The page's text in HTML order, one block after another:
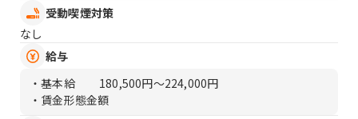
受動喫煙対策
なし
給与
・基本給
180,500円〜224,000円
・賃金形態金額